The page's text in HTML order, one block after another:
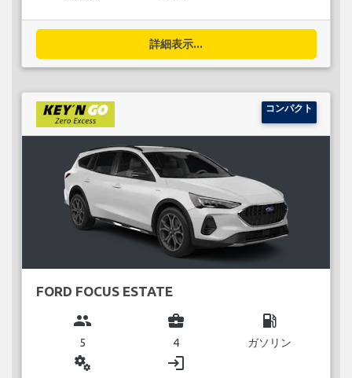
詳細表示...
コンパクト
FORD FOCUS ESTATE
group
5
business_center
4
local_gas_station
ガソリン
miscellaneous_services login